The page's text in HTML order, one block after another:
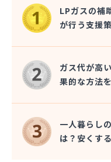
LPガスの補
が行う支援策
ガス代が高
果的な方法
一人暮らし
は？安くす